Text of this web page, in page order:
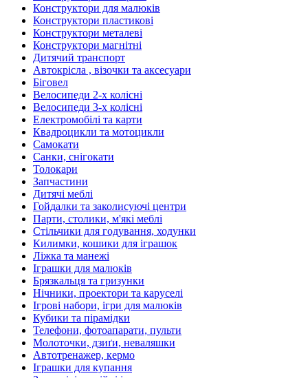
Конструктори для малюків
Конструктори пластикові
Конструктори металеві
Конструктори магнітні
Дитячий транспорт
Автокрісла , візочки та аксесуари
Біговел
Велосипеди 2-х колісні
Велосипеди 3-х колісні
Електромобілі та карти
Квадроцикли та мотоцикли
Самокати
Санки, снігокати
Толокари
Запчастини
Дитячі меблі
Гойдалки та заколисуючі центри
Парти, столики, м'які меблі
Стільчики для годування, ходунки
Килимки, кошики для іграшок
Ліжка та манежі
Іграшки для малюків
Брязкальця та гризунки
Нічники, проектори та каруселі
Ігрові набори, ігри для малюків
Кубики та пірамідки
Телефони, фотоапарати, пульти
Молоточки, дзиґи, неваляшки
Автотренажер, кермо
Іграшки для купання